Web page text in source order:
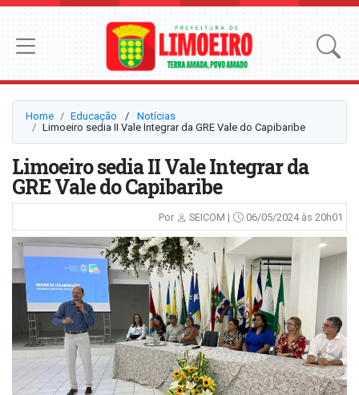
Home Educação ⠀/⠀ Notícias
Limoeiro sedia II Vale Integrar da GRE Vale do Capibaribe
Limoeiro sedia II Vale Integrar da
GRE Vale do Capibaribe
Por SEICOM | 06/05/2024 às 20h01